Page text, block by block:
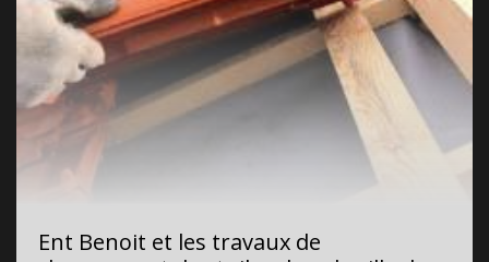
Ent Benoit et les travaux de